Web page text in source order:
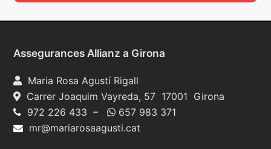
Assegurances Allianz a Girona
Maria Rosa Agustí Rigall
Carrer Joaquim Vayreda, 57 17001 Girona
972 226 433 –
657 983 371
mr@mariarosaagusti.cat